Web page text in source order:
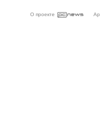
О проекте